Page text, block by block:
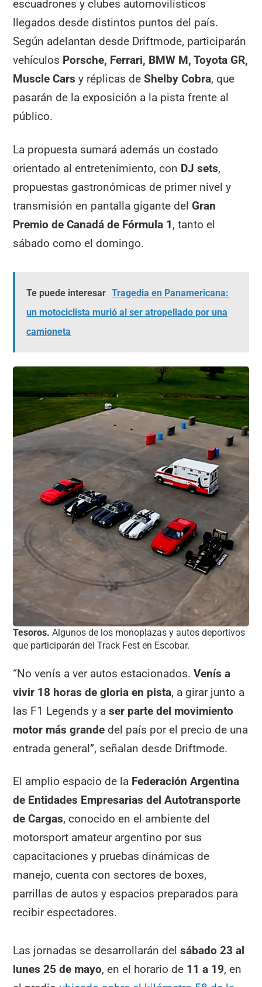
escuadrones y clubes automovilísticos
llegados desde distintos puntos del país.
Según adelantan desde Driftmode, participarán
vehículos Porsche, Ferrari, BMW M, Toyota GR,
Muscle Cars y réplicas deShelby Cobra, que
pasarán de la exposición a la pista frente al
público.
La propuesta sumará además un costado
orientado al entretenimiento, con DJ sets,
propuestas gastronómicas de primer nivel y
transmisión en pantalla gigante del Gran
Premio de Canadá de Fórmula 1, tanto el
sábado como el domingo.
Te puede interesar Tragedia en Panamericana:
un motociclista murió al ser atropellado por una
camioneta
Tesoros. Algunos de los monoplazas y autos deportivos
que participarán del Track Fest en Escobar.
“No venís a ver autos estacionados.Venís a
vivir 18 horas de gloria en pista, a girar junto a
las F1 Legends y aser parte del movimiento
motor más grande del país por el precio de una
entrada general”, señalan desde Driftmode.
El amplio espacio de la Federación Argentina
de Entidades Empresarias del Autotransporte
de Cargas, conocido en el ambiente del
motorsport amateur argentino por sus
capacitaciones y pruebas dinámicas de
manejo, cuenta con sectores de boxes,
parrillas de autos y espacios preparados para
recibir espectadores.
Las jornadas se desarrollarán delsábado 23 al
lunes 25 de mayo, en el horario de 11 a 19, en